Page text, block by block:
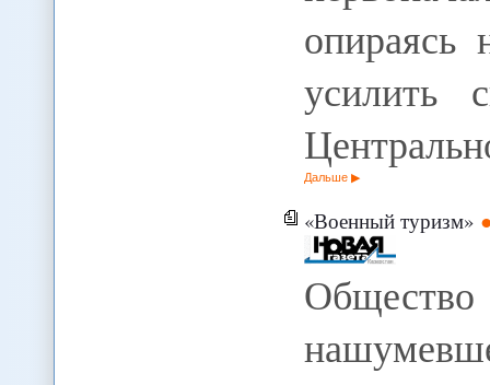
опираясь
усилить
Дальше
«Военный туризм»